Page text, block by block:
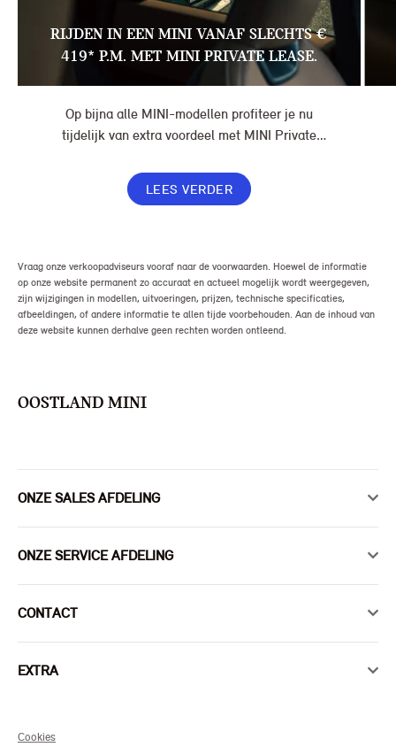
RIJDEN IN EEN MINI VANAF SLECHTS €
419* P.M. MET MINI PRIVATE LEASE.
Op bijna alle MINI-modellen profiteer je nu
tijdelijk van extra voordeel met MINI Private
maand, in plaats van € 449. Afhankelijk van de
uitvoering kan jouw voordeel nog verder oplopen.
LEES VERDER
Vraag onze verkoopadviseurs vooraf naar de voorwaarden. Hoewel de informatie
op onze website permanent zo accuraat en actueel mogelijk wordt weergegeven,
zijn wijzigingen in modellen, uitvoeringen, prijzen, technische specificaties,
afbeeldingen, of andere informatie te allen tijde voorbehouden. Aan de inhoud van
deze website kunnen derhalve geen rechten worden ontleend.
OOSTLAND MINI
ONZE SALES AFDELING
ONZE SERVICE AFDELING
CONTACT
EXTRA
Cookies